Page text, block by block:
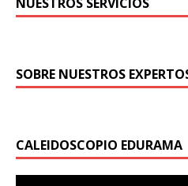
SOBRE NUESTROS
CALEIDOSCOPIO EDURAMA